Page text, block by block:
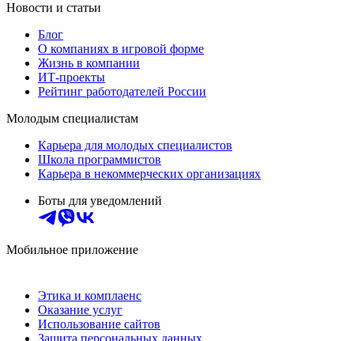
Новости и статьи
Блог
О компаниях в игровой форме
Жизнь в компании
ИТ-проекты
Рейтинг работодателей России
Молодым специалистам
Карьера для молодых специалистов
Школа программистов
Карьера в некоммерческих организациях
Боты для уведомлений
Мобильное приложение
Этика и комплаенс
Оказание услуг
Использование сайтов